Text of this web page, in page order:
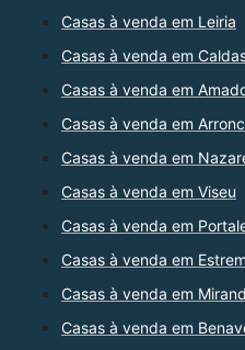
Casas à venda em Leiria
Casas à venda em
Casas à venda em
Casas à venda em
Casas à venda em
Casas à venda em Viseu
Casas à venda em
Casas à venda em
Casas à venda em
Casas à venda em